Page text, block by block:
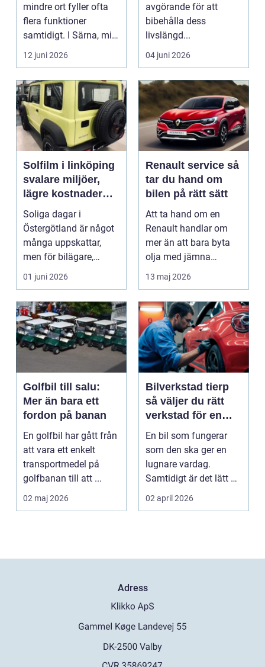
mindre ort fyller ofta
flera funktioner
samtidigt. I Särna, mitt
i norra Dalarna,...
12 juni 2026
avgörande för att
bibehålla dess
livslängd...
04 juni 2026
Solfilm i linköping
svalare miljöer,
lägre kostnader
och bättre komfort
Soliga dagar i
Östergötland är något
många uppskattar,
men för bilägare,
båtägare och
fastighetsförv...
01 juni 2026
Renault service så
tar du hand om
bilen på rätt sätt
Att ta hand om en
Renault handlar om
mer än att bara byta
olja med jämna
mellanrum. För många
biläga...
13 maj 2026
Golfbil till salu:
Mer än bara ett
fordon på banan
En golfbil har gått från
att vara ett enkelt
transportmedel på
golfbanan till att ...
02 maj 2026
Bilverkstad tierp
så väljer du rätt
verkstad för en
tryggare bilvardag
En bil som fungerar
som den ska ger en
lugnare vardag.
Samtidigt är det lätt att
skjuta upp service ...
02 april 2026
Adress